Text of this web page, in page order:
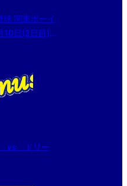
関東ボーイ
10日(2日目)
vs ドリー